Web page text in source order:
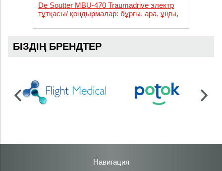
De Soutter MBU-470 Traumadrive электр
тұтқасы/ қондырмалар: бұрғы, ара, ұңғы,
импульстік шаю қондырмасы
БІЗДІҢ БРЕНДТЕР
Навигация